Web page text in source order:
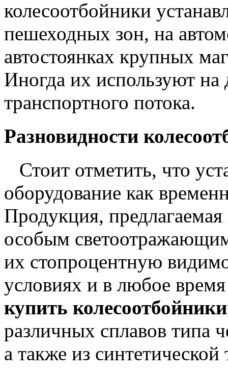
колесоотбойники
пешеходных зон, на
автостоянках крупных
Иногда их используют на
транспортного потока.
Разновидности
Стоит отметить, что
оборудование как
Продукция,
особым
их стопроцентную
условиях и в любое
купить колесоотбойники
различных сплавов типа
а также из